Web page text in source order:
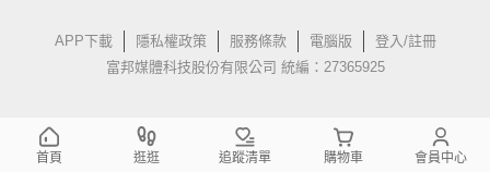
APP下載 隱私權政策 服務條款 電腦版
登入/註冊
富邦媒體科技股份有限公司 統編：27365925
首頁 逛逛 追蹤清單 購物車 會員中心